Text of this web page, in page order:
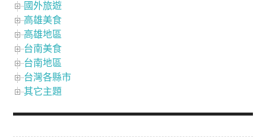
國外旅遊
高雄美食
高雄地區
台南美食
台南地區
台灣各縣市
其它主題